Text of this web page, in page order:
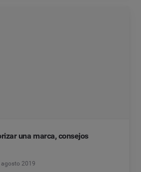
una marca, consejos
agosto 2019